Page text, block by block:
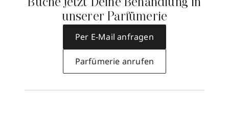
Buche jetzt Deine Behandlung in
unserer Parfümerie
Per E-Mail anfragen
Parfümerie anrufen